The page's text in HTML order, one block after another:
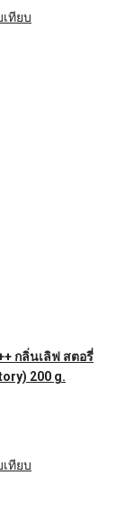
เทียบ
กลิ่นเลิฟ สตอรี่
200 g.
เทียบ